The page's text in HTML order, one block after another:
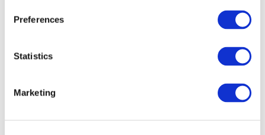
Preferences
Statistics
Marketing
Événements